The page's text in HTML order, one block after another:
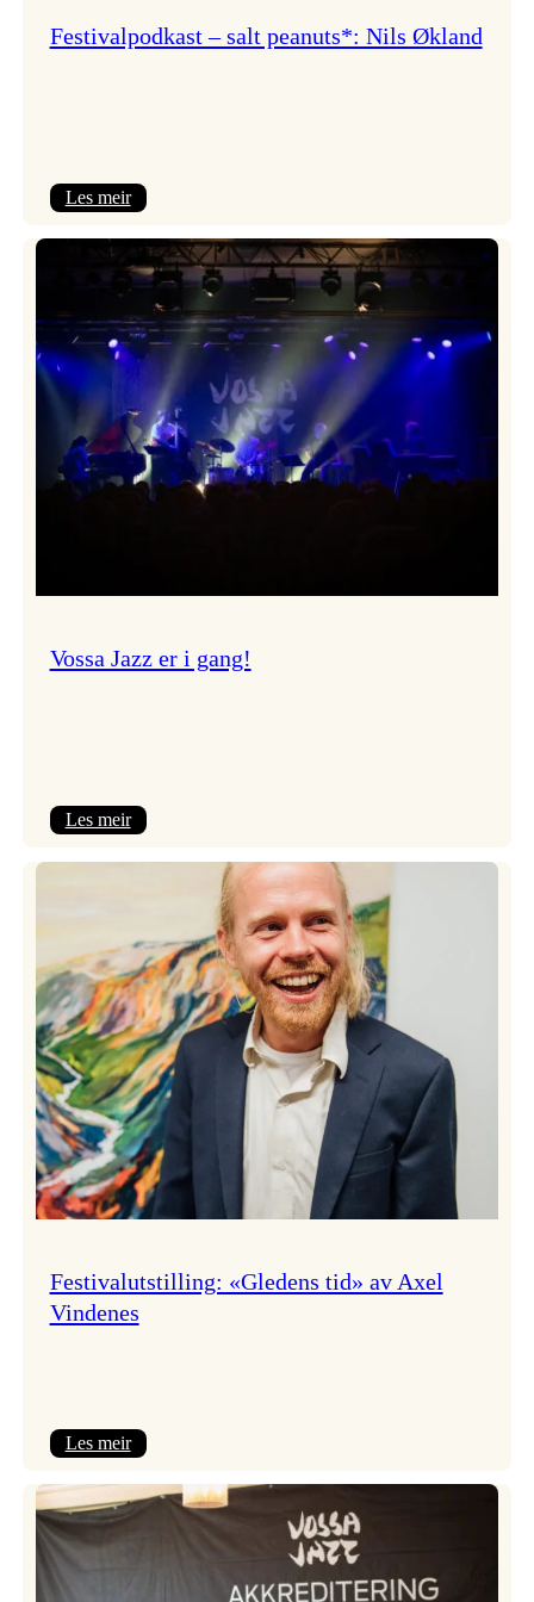
Festivalpodkast – salt peanuts*: Nils Økland
Les meir:
salt
peanuts*:
Nils
Økland
Vossa Jazz er i gang!
Les meir:
gang!
Festivalutstilling: «Gledens tid» av Axel
Vindenes
Les meir:
«Gledens
Axel